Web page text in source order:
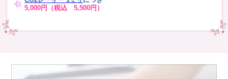
5,000円（税込 5,500円）